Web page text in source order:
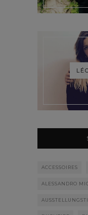
ACCESSOIRES
ALESSANDRO